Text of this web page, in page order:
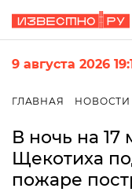
9 августа 2026
ГЛАВНАЯ НОВОСТИ
В ночь на 17
Щекотиха
пожаре